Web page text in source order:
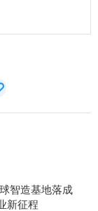
智造基地落成
新征程